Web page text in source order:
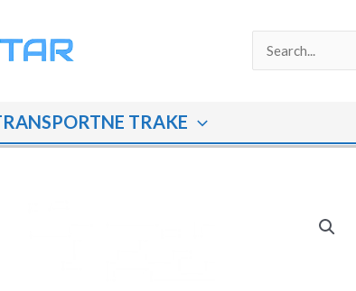
Search
TRAKE